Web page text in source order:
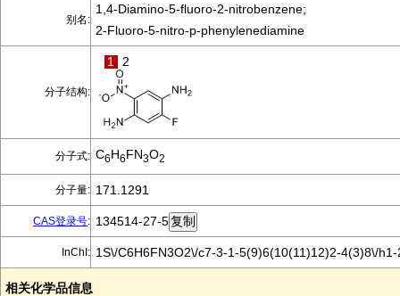
别名:
1,4-Diamino-5-fluoro-2-nitrobenzene;
2-Fluoro-5-nitro-p-phenylenediamine
分子结构:
1 2
分子式: C6H6FN3O2
分子量: 171.1291
CAS登录号: 134514-27-5
InChI: 1S\/C6H6FN3O2\/c7-3-1-5(9)6(10(11)12)2-4(3)8\/
相关化学品信息